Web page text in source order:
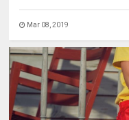
Mar 08, 2019